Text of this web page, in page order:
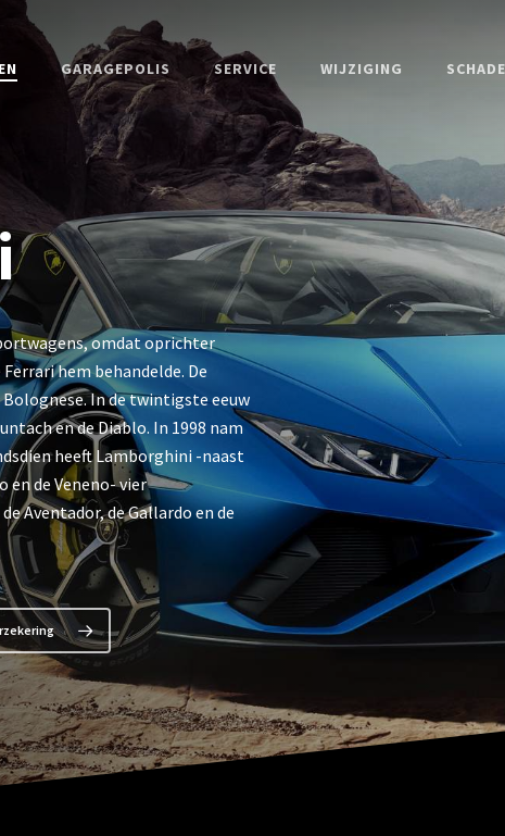
GARAGEPOLIS SERVICE WIJZIGING
omdat oprichter
hem behandelde. De
In de twintigste eeuw
en de Diablo. In 1998 nam
heeft Lamborghini -naast
en de Veneno- vier
Aventador, de Gallardo en de